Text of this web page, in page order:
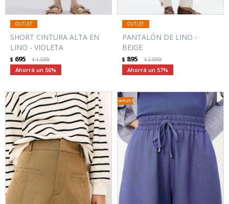
SHORT CINTURA ALTA EN
LINO - VIOLETA
$ 695 $1.599
56
PANTALÓN DE LINO -
BEIGE
$ 895 $2.099
57